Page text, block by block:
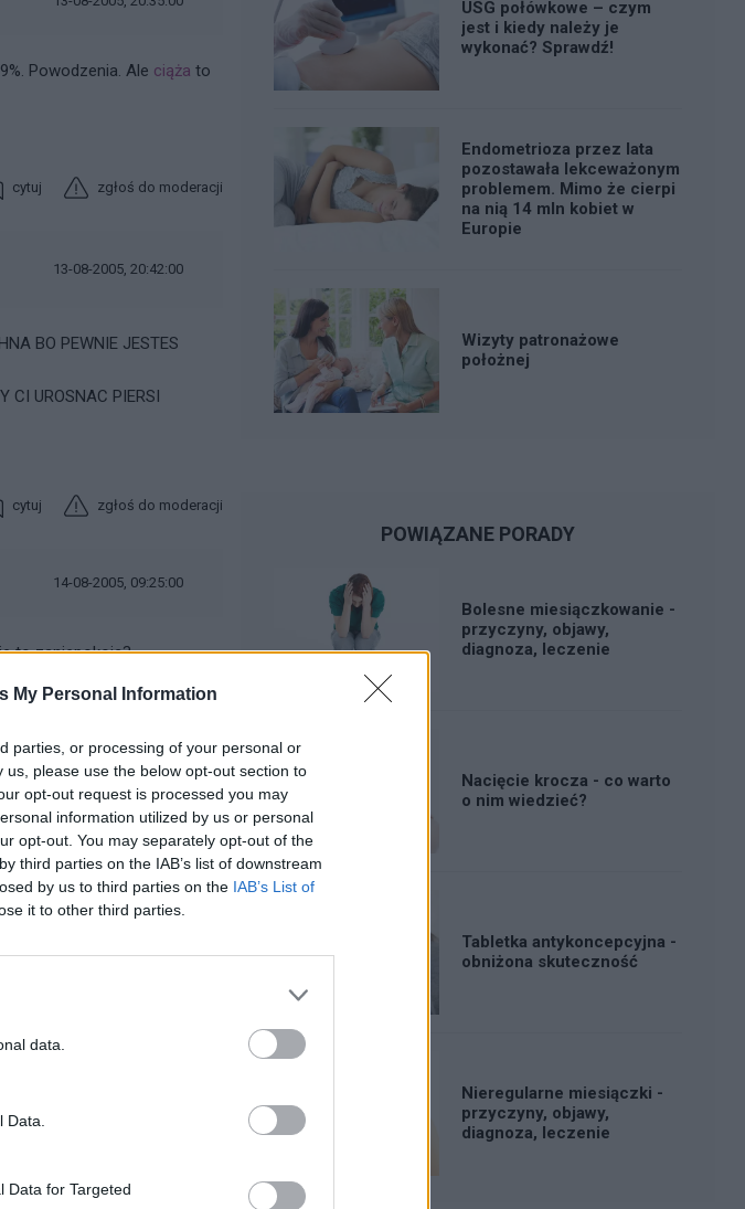
My Personal Information
parties, or processing of your personal or
please use the below opt-out section to
opt-out request is processed you may
information utilized by us or personal
opt-out. You may separately opt-out of the
third parties on the IAB’s list of downstream
by us to third parties on the IAB’s List of
it to other third parties.
data.
Data for Targeted
Powodzenia. Ale ciąża to
cytuj zgłoś do moderacji
13-08-2005, 20:42:00
BO PEWNIE JESTES
CI UROSNAC PIERSI
cytuj zgłoś do moderacji
14-08-2005, 09:25:00
to zaniepokoic?
cytuj
14-08-2005, 10:38:00
przez caly dzien.
cytuj zgłoś do moderacji
USG połówkowe – czym
jest i kiedy należy je
wykonać? Sprawdź!
Endometrioza przez lata
pozostawała lekceważonym
problemem. Mimo że cierpi
na nią 14 mln kobiet w
Europie
Wizyty patronażowe
położnej
POWIĄZANE PORADY
Bolesne miesiączkowanie -
przyczyny, objawy,
diagnoza, leczenie
Nacięcie krocza - co warto
o nim wiedzieć?
Tabletka antykoncepcyjna -
obniżona skuteczność
Nieregularne miesiączki -
przyczyny, objawy,
diagnoza, leczenie